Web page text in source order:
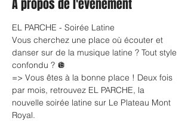
À propos de l'événement
EL PARCHE - Soirée Latine
Vous cherchez une place où écouter et
danser sur de la musique latine ? Tout style
confondu ? 🪩
=> Vous êtes à la bonne place ! Deux fois
par mois, retrouvez EL PARCHE, la
nouvelle soirée latine sur Le Plateau Mont
Royal.